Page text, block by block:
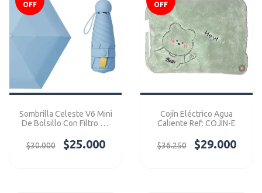
OFF
Sombrilla Celeste V6 Mini
De Bolsillo Con Filtro Uv
$30.000
$25.000
OFF
Cojín Eléctrico Agua
Caliente Ref: COJIN-E
$36.250 $29.000